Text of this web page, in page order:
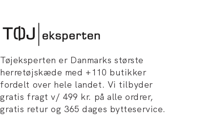
Tøjeksperten er Danmarks største
herretøjskæde med +110 butikker
fordelt over hele landet. Vi tilbyder
gratis fragt v/ 499 kr. på alle ordrer,
gratis retur og 365 dages bytteservice.